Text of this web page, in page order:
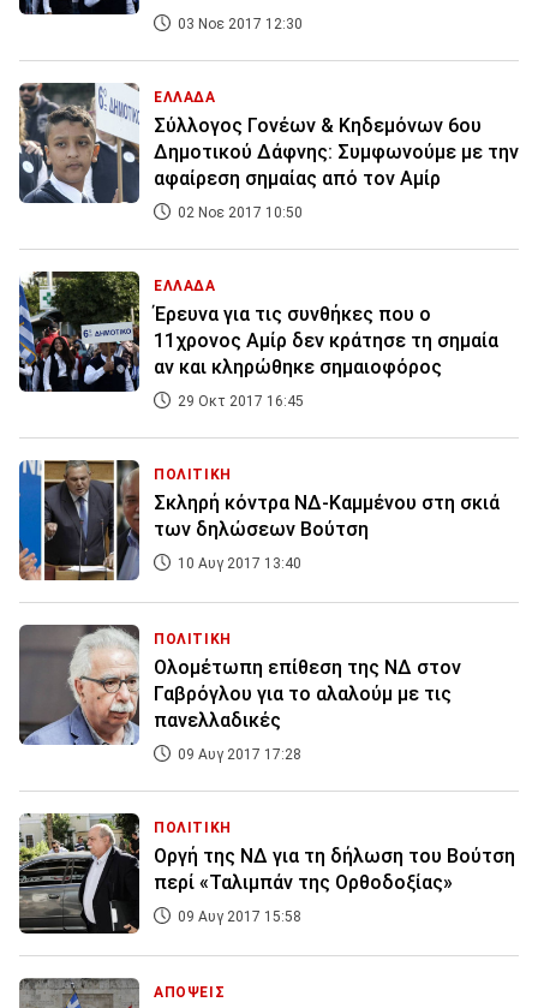
03 Νοε 2017 12:30
ΕΛΛΑΔΑ
Σύλλογος Γονέων & Κηδεμόνων 6ου
Δημοτικού Δάφνης: Συμφωνούμε με την
αφαίρεση σημαίας από τον Αμίρ
02 Νοε 2017 10:50
ΕΛΛΑΔΑ
Έρευνα για τις συνθήκες που ο
11χρονος Αμίρ δεν κράτησε τη σημαία
αν και κληρώθηκε σημαιοφόρος
29 Οκτ 2017 16:45
ΠΟΛΙΤΙΚΗ
Σκληρή κόντρα ΝΔ-Καμμένου στη σκιά
των δηλώσεων Βούτση
10 Αυγ 2017 13:40
ΠΟΛΙΤΙΚΗ
Ολομέτωπη επίθεση της ΝΔ στον
Γαβρόγλου για το αλαλούμ με τις
πανελλαδικές
09 Αυγ 2017 17:28
ΠΟΛΙΤΙΚΗ
Οργή της ΝΔ για τη δήλωση του Βούτση
περί «Ταλιμπάν της Ορθοδοξίας»
09 Αυγ 2017 15:58
ΑΠΟΨΕΙΣ